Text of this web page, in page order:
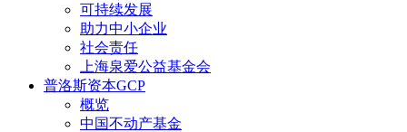
可持续发展
助力中小企业
社会责任
上海泉爱公益基金会
普洛斯资本GCP
概览
中国不动产基金